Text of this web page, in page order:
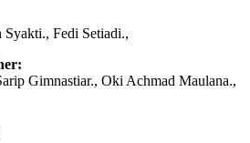
Fedi Setiadi.,
Gimnastiar., Oki Achmad Maulana.,